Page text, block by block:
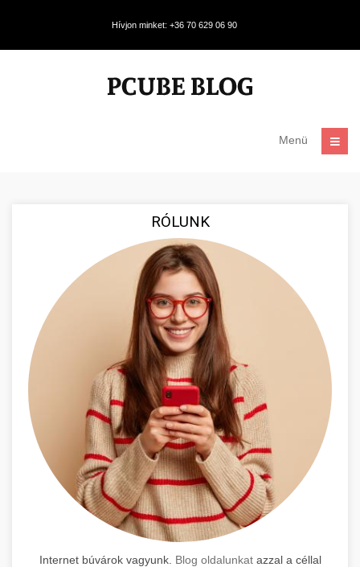
Hívjon minket: +36 70 629 06 90
Menü
RÓLUNK
Internet búvárok vagyunk. Blog oldalunkatazzal a céllal